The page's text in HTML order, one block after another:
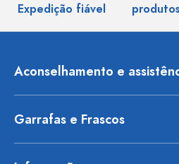
Expedição fiável
produtos
Aconselhamento e
Garrafas e Frascos